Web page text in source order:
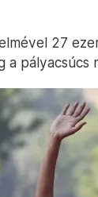
27
pályacsúcs